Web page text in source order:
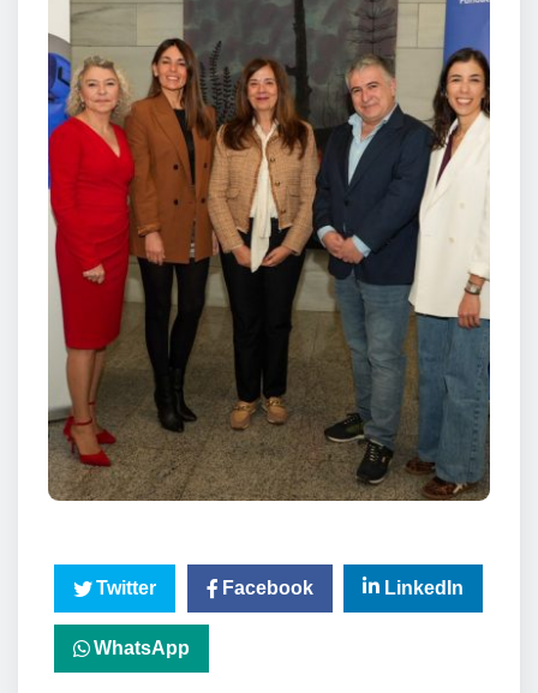
Twitter Facebook LinkedIn
WhatsApp